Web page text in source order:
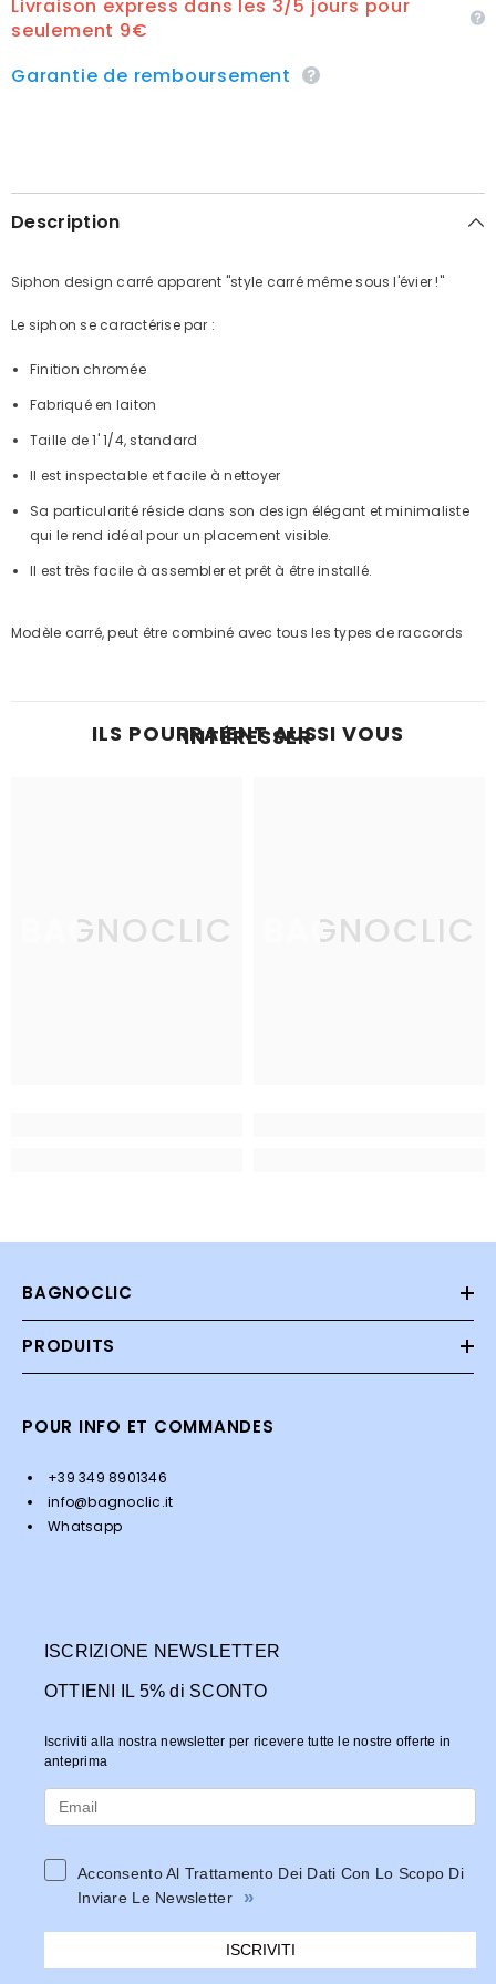
Livraison express dans les 3/5 jours pour
seulement 9€
Garantie de remboursement
Description
Siphon design carré apparent "style carré même sous l'évier !"
Le siphon se caractérise par :
Finition chromée
Fabriqué en laiton
Taille de 1' 1/4, standard
Il est inspectable et facile à nettoyer
Sa particularité réside dans son design élégant et minimaliste
qui le rend idéal pour un placement visible.
Il est très facile à assembler et prêt à être installé.
Modèle carré, peut être combiné avec tous les types de raccords
ILS POURRAIENT AUSSI VOUS
INTÉRESSER
BAGNOCLIC BAGNOCLIC
BAGNOCLIC
PRODUITS
POUR INFO ET COMMANDES
+39 349 8901346
info@bagnoclic.it
Whatsapp
ISCRIZIONE NEWSLETTER
OTTIENI IL 5% di SCONTO
Iscriviti alla nostra newsletter per ricevere tutte le nostre offerte in
anteprima
Acconsento Al Trattamento Dei Dati Con Lo Scopo Di
Inviare Le Newsletter
»
ISCRIVITI